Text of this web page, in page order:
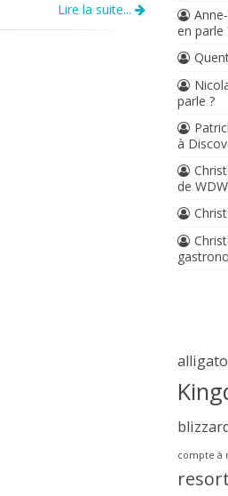
Lire la suite...
en parle
parle ?
à
de WDW
compte à
resort